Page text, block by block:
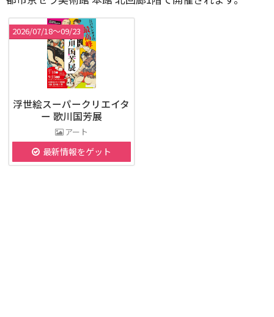
2026/07/18〜09/23
浮世絵スーパークリエイタ
ー 歌川国芳展
アート
最新情報をゲット